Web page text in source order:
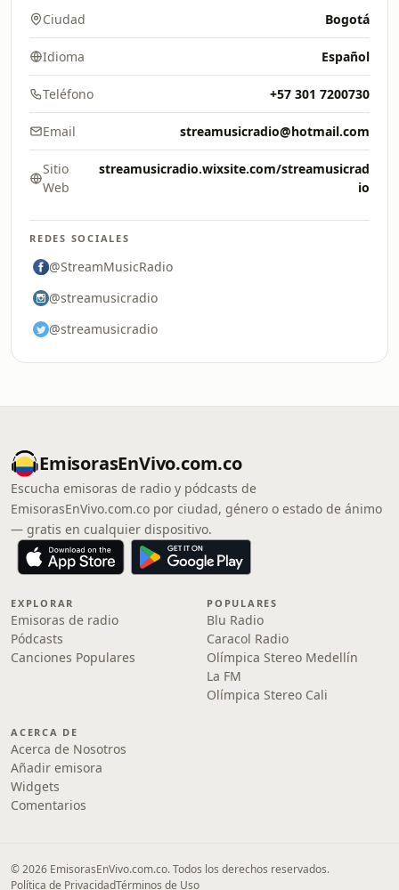
Ciudad Bogotá
Idioma Español
Teléfono +57 301 7200730
Email streamusicradio@hotmail.com
Sitio
Web
streamusicradio.wixsite.com/streamusicrad
io
REDES SOCIALES
@StreamMusicRadio
@streamusicradio
@streamusicradio
EmisorasEnVivo.com.co
Escucha emisoras de radio y pódcasts de
EmisorasEnVivo.com.co por ciudad, género o estado de ánimo
— gratis en cualquier dispositivo.
EXPLORAR
Emisoras de radio
Pódcasts
Canciones Populares
POPULARES
Blu Radio
Caracol Radio
Olímpica Stereo Medellín
La FM
Olímpica Stereo Cali
ACERCA DE
Acerca de Nosotros
Añadir emisora
Widgets
Comentarios
© 2026 EmisorasEnVivo.com.co. Todos los derechos reservados.
Política de PrivacidadTérminos de Uso